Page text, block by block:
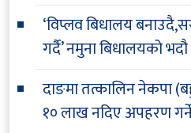
‘विप्लव बिधालय
गर्दै’ नमुना बिधालयको
दाङमा तत्कालिन नेकपा
१० लाख नदिए अपहरण